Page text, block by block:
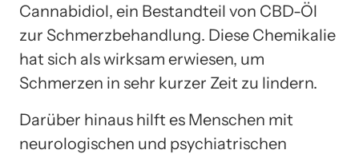
Cannabidiol, ein Bestandteil von CBD-Öl
zur Schmerzbehandlung. Diese Chemikalie
hat sich als wirksam erwiesen, um
Schmerzen in sehr kurzer Zeit zu lindern.
Darüber hinaus hilft es Menschen mit
neurologischen und psychiatrischen